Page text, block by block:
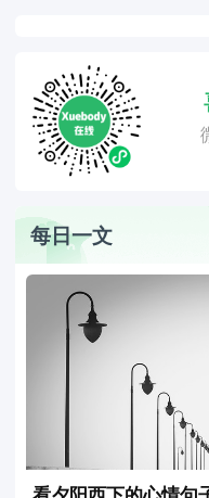
每日一文